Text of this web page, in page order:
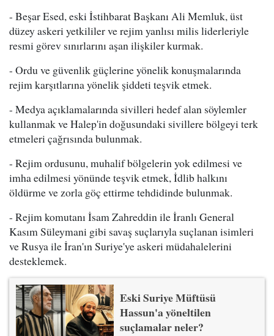
- Beşar Esed, eski İstihbarat Başkanı Ali Memluk, üst
düzey askeri yetkililer ve rejim yanlısı milis liderleriyle
resmi görev sınırlarını aşan ilişkiler kurmak.
- Ordu ve güvenlik güçlerine yönelik konuşmalarında
rejim karşıtlarına yönelik şiddeti teşvik etmek.
- Medya açıklamalarında sivilleri hedef alan söylemler
kullanmak ve Halep'in doğusundaki sivillere bölgeyi terk
etmeleri çağrısında bulunmak.
- Rejim ordusunu, muhalif bölgelerin yok edilmesi ve
imha edilmesi yönünde teşvik etmek, İdlib halkını
öldürme ve zorla göç ettirme tehdidinde bulunmak.
- Rejim komutanı İsam Zahreddin ile İranlı General
Kasım Süleymani gibi savaş suçlarıyla suçlanan isimleri
ve Rusya ile İran'ın Suriye'ye askeri müdahalelerini
desteklemek.
Eski Suriye Müftüsü
Hassun'a yöneltilen
suçlamalar neler?